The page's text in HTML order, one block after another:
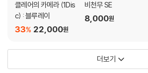
클레어의 카메라 (1Dis
c) : 블루레이
22,000원
33%
비천무 SE
8,000원
더보기